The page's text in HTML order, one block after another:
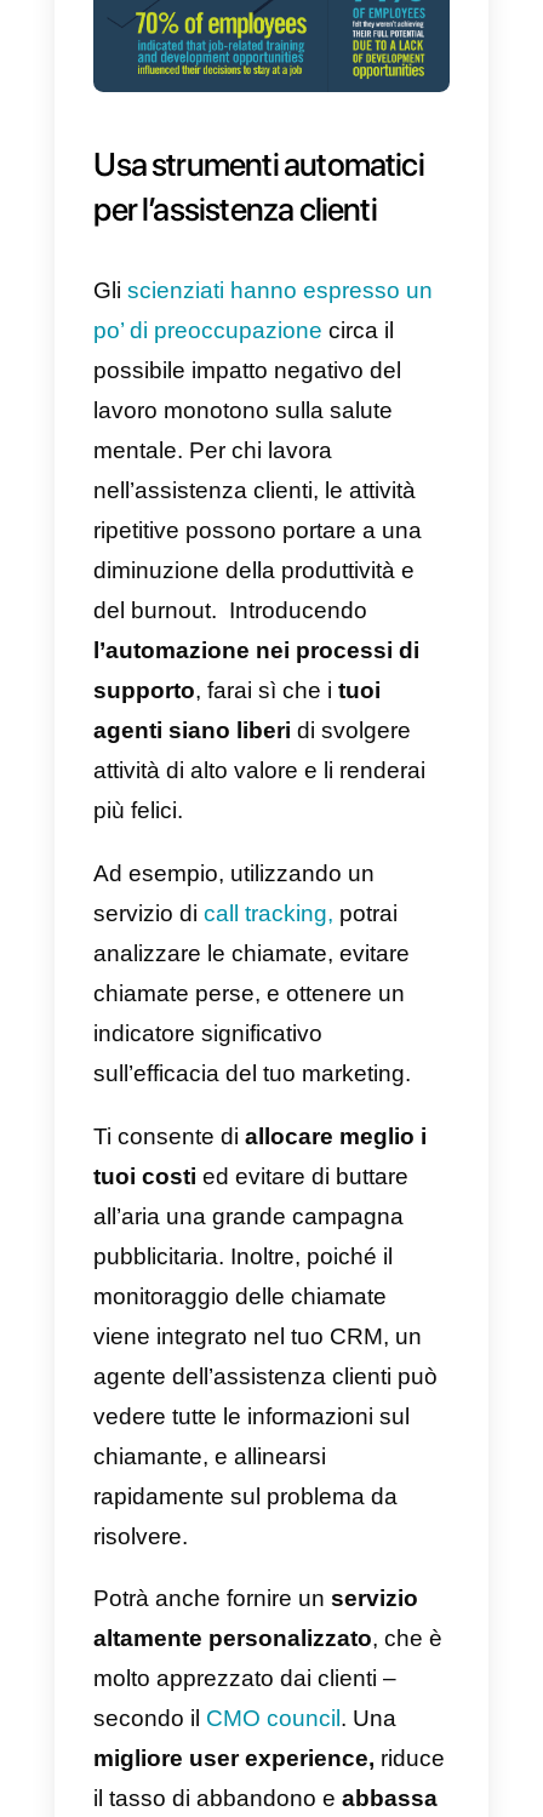
apprendimento sul posto di
(Workplace Learning report
è disposto a restare con
Pertanto, unaformazione
periodicaè un buon modo per
ridurre il turnover dei
dipendenti ed evitare di
spendere risorse nella ricerca e
l’assunzione di nuovi talenti, sia
per le piccole che per le grandi
aziende.
Usa strumenti automatici
per l’assistenza clienti
Gli scienziati hanno espresso un
po’ di preoccupazione circa il
possibile impatto negativo del
lavoro monotono sulla salute
mentale. Per chi lavora
nell’assistenza clienti, le attività
ripetitive possono portare a una
diminuzione della produttività e
l’automazione nei processi di